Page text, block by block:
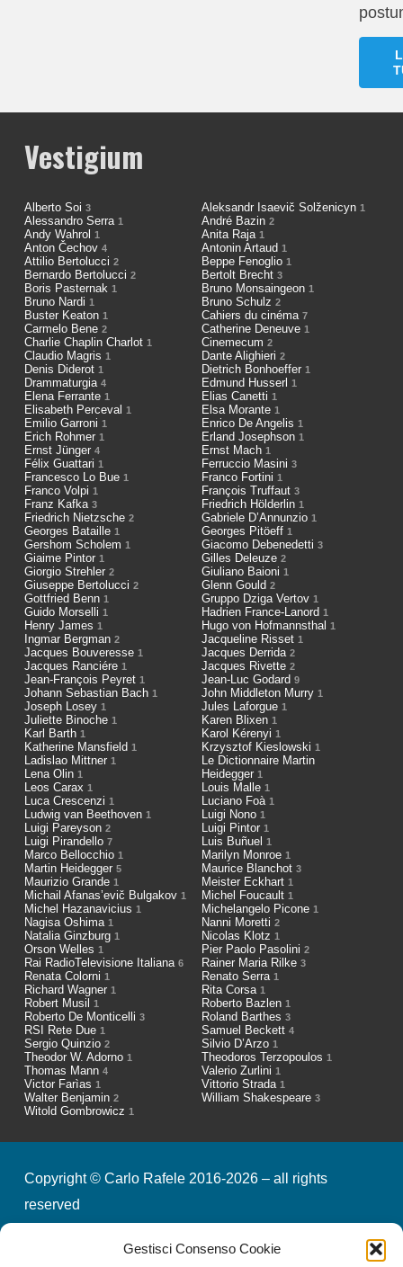
Gestisci Consenso Cookie
Vestigium
Alberto Soi 3 Aleksandr Isaevič Solženicyn 1
Alessandro Serra 1 André Bazin 2
Andy Wahrol 1 Anita Raja 1
Anton Čechov 4 Antonin Artaud 1
Attilio Bertolucci 2 Beppe Fenoglio 1
Bernardo Bertolucci 2 Bertolt Brecht 3
Boris Pasternak 1 Bruno Monsaingeon 1
Bruno Nardi 1 Bruno Schulz 2
Buster Keaton 1 Cahiers du cinéma 7
Carmelo Bene 2 Catherine Deneuve 1
Charlie Chaplin Charlot 1 Cinemecum 2
Claudio Magris 1 Dante Alighieri 2
Denis Diderot 1 Dietrich Bonhoeffer 1
Drammaturgia 4 Edmund Husserl 1
Elena Ferrante 1 Elias Canetti 1
Elisabeth Perceval 1 Elsa Morante 1
Emilio Garroni 1 Enrico De Angelis 1
Erich Rohmer 1 Erland Josephson 1
Ernst Jünger 4 Ernst Mach 1
Félix Guattari 1 Ferruccio Masini 3
Francesco Lo Bue 1 Franco Fortini 1
Franco Volpi 1 François Truffaut 3
Franz Kafka 3 Friedrich Hölderlin 1
Friedrich Nietzsche 2 Gabriele D’Annunzio 1
Georges Bataille 1 Georges Pitöeff 1
Gershom Scholem 1 Giacomo Debenedetti 3
Giaime Pintor 1 Gilles Deleuze 2
Giorgio Strehler 2 Giuliano Baioni 1
Giuseppe Bertolucci 2 Glenn Gould 2
Gottfried Benn 1 Gruppo Dziga Vertov 1
Guido Morselli 1 Hadrien France-Lanord 1
Henry James 1 Hugo von Hofmannsthal 1
Ingmar Bergman 2 Jacqueline Risset 1
Jacques Bouveresse 1 Jacques Derrida 2
Jacques Ranciére 1 Jacques Rivette 2
Jean-François Peyret 1 Jean-Luc Godard 9
Johann Sebastian Bach 1 John Middleton Murry 1
Joseph Losey 1 Jules Laforgue 1
Juliette Binoche 1 Karen Blixen 1
Karl Barth 1 Karol Kérenyi 1
Katherine Mansfield 1 Krzysztof Kieslowski 1
Ladislao Mittner 1
Le Dictionnaire Martin
Heidegger 1
Lena Olin 1
Leos Carax 1 Louis Malle 1
Luca Crescenzi 1 Luciano Foà 1
Ludwig van Beethoven 1 Luigi Nono 1
Luigi Pareyson 2 Luigi Pintor 1
Luigi Pirandello 7 Luis Buñuel 1
Marco Bellocchio 1 Marilyn Monroe 1
Martin Heidegger 5 Maurice Blanchot 3
Maurizio Grande 1 Meister Eckhart 1
Michail Afanas’evič Bulgakov 1 Michel Foucault 1
Michel Hazanavicius 1 Michelangelo Picone 1
Nagisa Oshima 1 Nanni Moretti 2
Natalia Ginzburg 1 Nicolas Klotz 1
Orson Welles 1 Pier Paolo Pasolini 2
Rai RadioTelevisione Italiana 6 Rainer Maria Rilke 3
Renata Colorni 1 Renato Serra 1
Richard Wagner 1 Rita Corsa 1
Robert Musil 1 Roberto Bazlen 1
Roberto De Monticelli 3 Roland Barthes 3
RSI Rete Due 1 Samuel Beckett 4
Sergio Quinzio 2 Silvio D’Arzo 1
Theodor W. Adorno 1 Theodoros Terzopoulos 1
Thomas Mann 4 Valerio Zurlini 1
Victor Farìas 1 Vittorio Strada 1
Walter Benjamin 2 William Shakespeare 3
Witold Gombrowicz 1
Copyright © Carlo Rafele 2016-2026 – all rights
reserved